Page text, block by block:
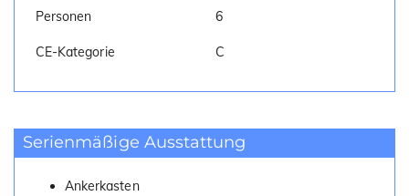
Personen 6
CE-Kategorie C
Serienmäßige Ausstattung
Ankerkasten